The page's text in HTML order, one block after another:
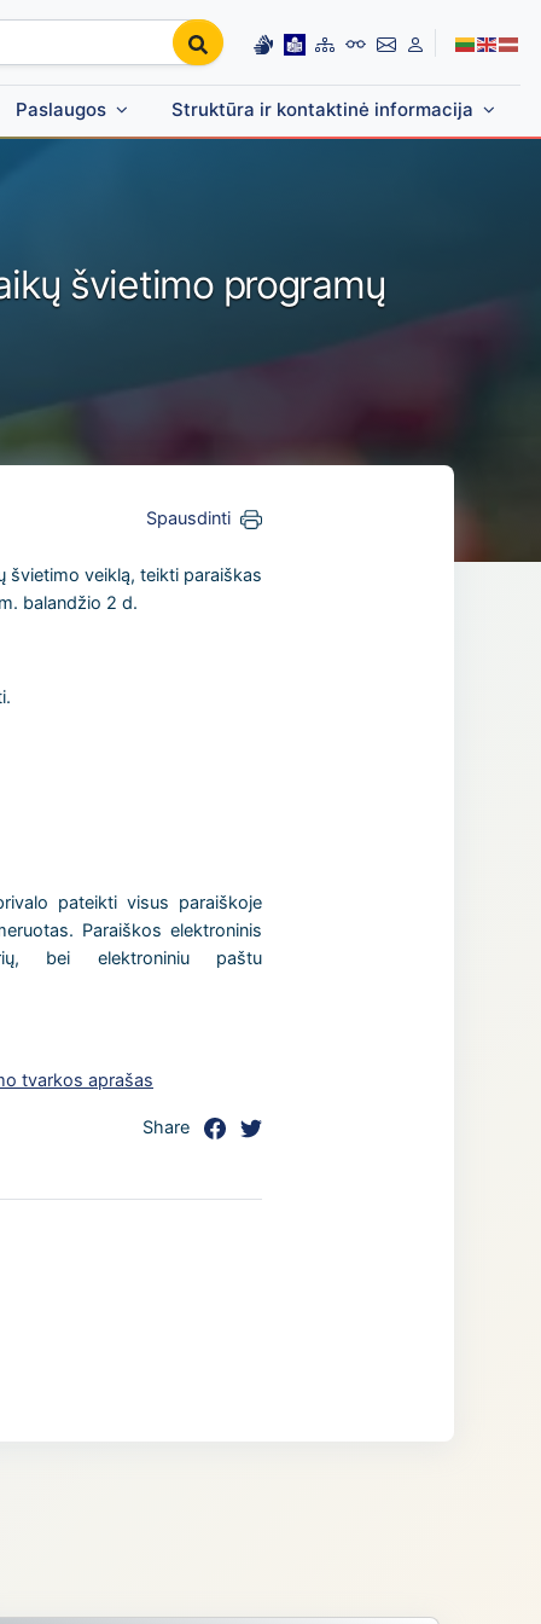
Paslaugos Struktūra ir kontaktinė informacija
švietimo programų
Spausdinti
švietimo veiklą, teikti paraiškas
balandžio 2 d.
pateikti visus paraiškoje
Paraiškos elektroninis
bei elektroniniu paštu
tvarkos aprašas
Share